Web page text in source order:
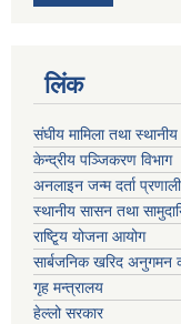
लिंक
संघीय मामिला तथा
केन्द्रीय पञ्जिकरण विभाग
अनलाइन जन्म दर्ता
स्थानीय सासन तथा
राष्टि्ृय योजना आयोग
सार्बजनिक खरिद अनुगमन
गृह मन्त्रालय
हेल्लो सरकार